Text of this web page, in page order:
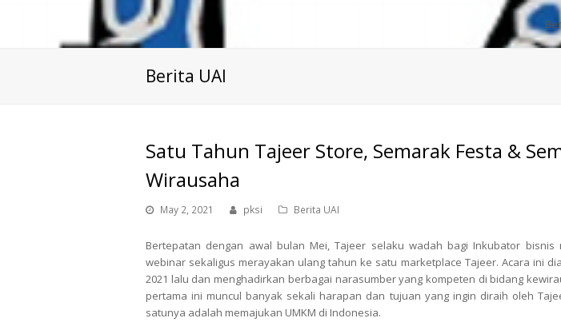
Berita UAI
Satu Tahun Tajeer Store, Semarak Festa &
Wirausaha
May 2, 2021 pksi Berita UAI
Bertepatan dengan awal bulan Mei, Tajeer selaku wadah bagi Inkubator bisnis
webinar sekaligus merayakan ulang tahun ke satu marketplace Tajeer. Acara ini
2021 lalu dan menghadirkan berbagai narasumber yang kompeten di bidang
pertama ini muncul banyak sekali harapan dan tujuan yang ingin diraih oleh
satunya adalah memajukan UMKM di Indonesia.